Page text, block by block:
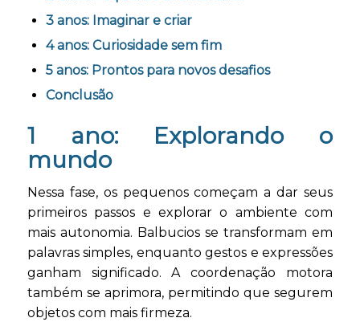
3 anos: Imaginar e criar
4 anos: Curiosidade sem fim
5 anos: Prontos para novos desafios
Conclusão
1 ano: Explorando o
mundo
Nessa fase, os pequenos começam a dar seus
primeiros passos e explorar o ambiente com
mais autonomia. Balbucios se transformam em
palavras simples, enquanto gestos e expressões
ganham significado. A coordenação motora
também se aprimora, permitindo que segurem
objetos com mais firmeza.